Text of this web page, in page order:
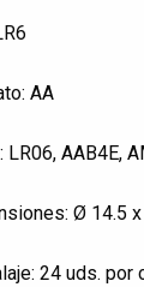
AA
LR06, AAB4E,
Ø 14.5
24 uds. por